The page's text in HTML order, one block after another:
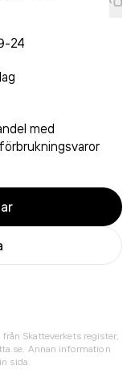
24
med
Skatteverkets register,
Annan information
sida.